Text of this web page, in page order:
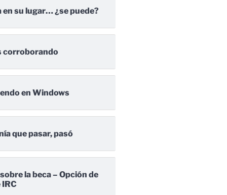
en su lugar… ¿se puede?
corroborando
en Windows
que pasar, pasó
la beca – Opción de